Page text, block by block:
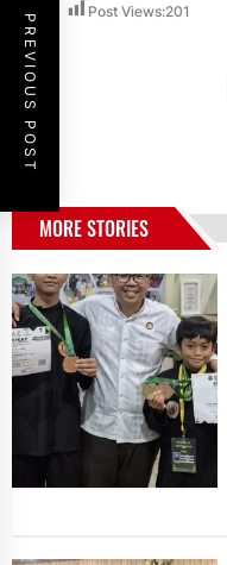
Post Views:201
PREVIOUS POST
MORE STORIES